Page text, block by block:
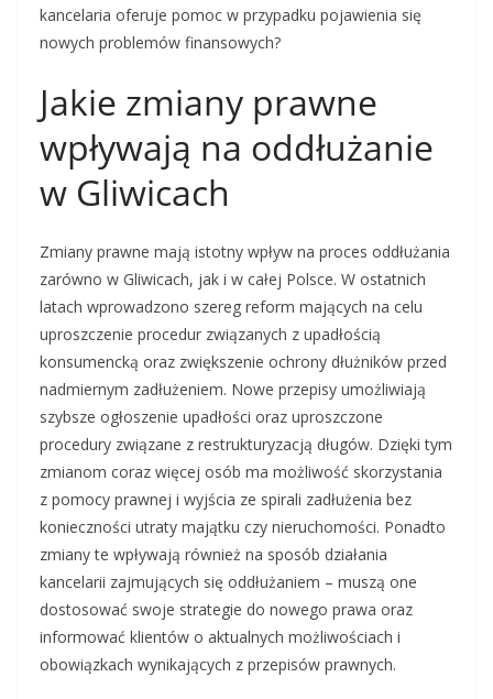
kancelaria oferuje pomoc w przypadku pojawienia się
nowych problemów finansowych?
Jakie zmiany prawne
wpływają na oddłużanie
w Gliwicach
Zmiany prawne mają istotny wpływ na proces oddłużania
zarówno w Gliwicach, jak i w całej Polsce. W ostatnich
latach wprowadzono szereg reform mających na celu
uproszczenie procedur związanych z upadłością
konsumencką oraz zwiększenie ochrony dłużników przed
nadmiernym zadłużeniem. Nowe przepisy umożliwiają
szybsze ogłoszenie upadłości oraz uproszczone
procedury związane z restrukturyzacją długów. Dzięki tym
zmianom coraz więcej osób ma możliwość skorzystania
z pomocy prawnej i wyjścia ze spirali zadłużenia bez
konieczności utraty majątku czy nieruchomości. Ponadto
zmiany te wpływają również na sposób działania
kancelarii zajmujących się oddłużaniem – muszą one
dostosować swoje strategie do nowego prawa oraz
informować klientów o aktualnych możliwościach i
obowiązkach wynikających z przepisów prawnych.